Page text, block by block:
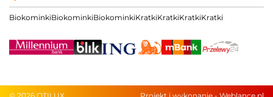
BiokominkiBiokominkiBiokominkiKratkiKratkiKratkiKratki